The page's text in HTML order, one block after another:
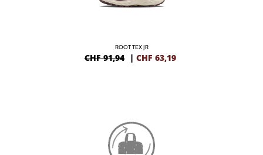
ROOT TEX JR
CHF 91,94 | CHF 63,19